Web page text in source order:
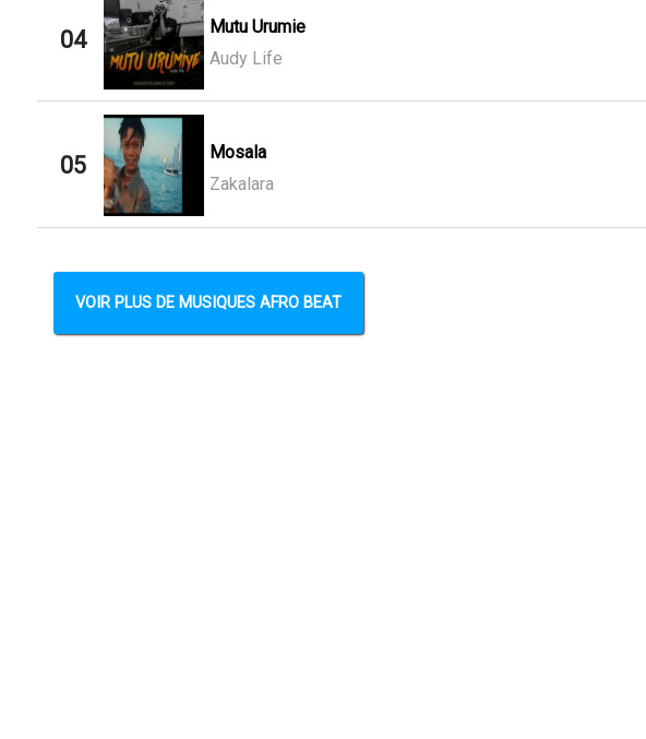
04
Mutu Urumie
Audy Life
05
Mosala
Zakalara
VOIR PLUS DE MUSIQUES AFRO BEAT